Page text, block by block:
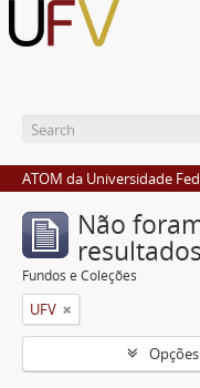
ATOM da Universidade
Não
resultados
Fundos e Coleções
UFV